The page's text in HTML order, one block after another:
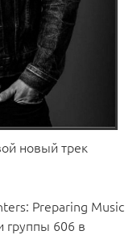
новый трек
Preparing Music
группы 606 в